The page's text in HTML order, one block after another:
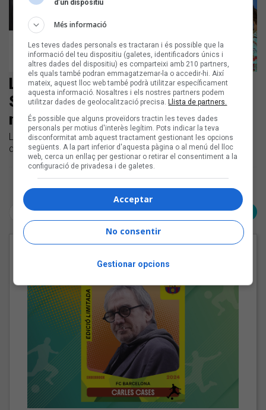
La Ludwig Band, La Pegatina,
Scorpio i Gessamí Boada, entre les
novetats de la setmana
Llistem les novetats discogràfiques en català dels darrers
dies
< Anterior Següent >
d’un dispositiu
Més informació
Les teves dades personals es tractaran i és possible que la
informació del teu dispositiu (galetes, identificadors únics i
altres dades del dispositiu) es comparteixi amb 210 partners,
els quals també podran emmagatzemar-la o accedir-hi. Així
mateix, aquest lloc web també podrà utilitzar específicament
aquesta informació. Nosaltres i els nostres partners podem
utilitzar dades de geolocalització precisa. Llista de partners.
És possible que alguns proveïdors tractin les teves dades
personals per motius d'interès legítim. Pots indicar la teva
disconformitat amb aquest tractament gestionant les opcions
següents. A la part inferior d'aquesta pàgina o al menú del lloc
web, cerca un enllaç per gestionar o retirar el consentiment a la
configuració de privadesa i de galetes.
Acceptar
No consentir
Gestionar opcions